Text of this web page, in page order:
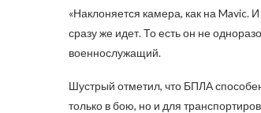
«Наклоняется камера, как на Mavic.
сразу же идет. То есть он не
военнослужащий.
Шустрый отметил, что БПЛА
только в бою, но и для